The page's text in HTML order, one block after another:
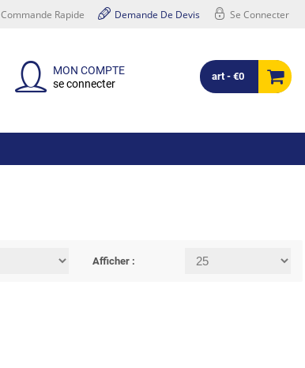
Commande Rapide Demande De Devis Se Connecter
MON COMPTE
se connecter
art - €0
Afficher :